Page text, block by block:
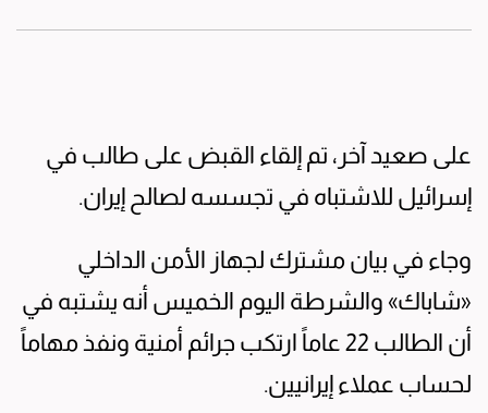
على صعيد آخر، تم إلقاء القبض على طالب في
إسرائيل للاشتباه في تجسسه لصالح إيران.
وجاء في بيان مشترك لجهاز الأمن الداخلي
«شاباك» والشرطة اليوم الخميس أنه يشتبه في
أن الطالب 22 عاماً ارتكب جرائم أمنية ونفذ مهاماً
لحساب عملاء إيرانيين.